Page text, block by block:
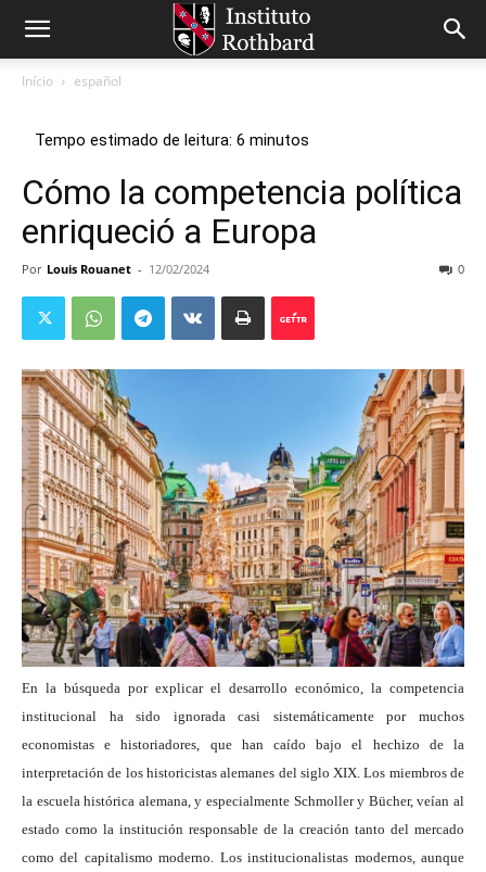
Início español
Cómo la competencia política
enriqueció a Europa
Por Louis Rouanet - 12/02/2024 0
En la búsqueda por explicar el desarrollo económico, la competencia
institucional ha sido ignorada casi sistemáticamente por muchos
economistas e historiadores, que han caído bajo el hechizo de la
interpretación de los historicistas alemanes del siglo XIX. Los miembros de
la escuela histórica alemana, y especialmente Schmoller y Bücher, veían al
estado como la institución responsable de la creación tanto del mercado
como del capitalismo moderno. Los institucionalistas modernos, aunque